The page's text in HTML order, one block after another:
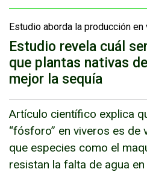
Estudio aborda la producción en
Estudio revela cuál
que plantas nativas
mejor la sequía
Artículo científico explica
“fósforo” en viveros es de
que especies como el
resistan la falta de agua